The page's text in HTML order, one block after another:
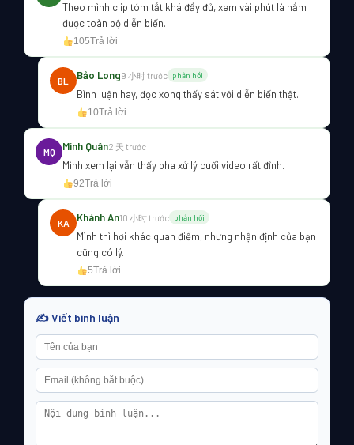
Theo mình clip tóm tắt khá đầy đủ, xem vài phút là nắm
được toàn bộ diễn biến.
105Trả lời
BL Bảo Long9 小时 trước phản hồi
Bình luận hay, đọc xong thấy sát với diễn biến thật.
10Trả lời
MQ Minh Quân2 天 trước
Mình xem lại vẫn thấy pha xử lý cuối video rất đỉnh.
92Trả lời
KA Khánh An10 小时 trước phản hồi
Mình thì hơi khác quan điểm, nhưng nhận định của bạn
cũng có lý.
5Trả lời
✍️ Viết bình luận